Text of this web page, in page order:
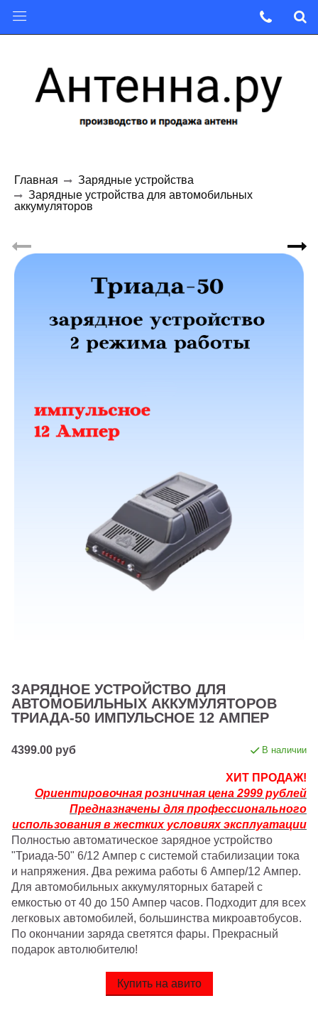
Главная
Зарядные устройства
Зарядные устройства для автомобильных
аккумуляторов
ЗАРЯДНОЕ УСТРОЙСТВО ДЛЯ
АВТОМОБИЛЬНЫХ АККУМУЛЯТОРОВ
ТРИАДА-50 ИМПУЛЬСНОЕ 12 АМПЕР
4399.00 руб В наличии
ХИТ ПРОДАЖ!
Ориентировочная розничная цена 2999 рублей
Предназначены для профессионального
использования в жестких условиях эксплуатации
Полностью автоматическое зарядное устройство
"Триада-50" 6/12 Ампер с системой стабилизации тока
и напряжения. Два режима работы 6 Ампер/12 Ампер.
Для автомобильных аккумуляторных батарей с
емкостью от 40 до 150 Ампер часов. Подходит для всех
легковых автомобилей, большинства микроавтобусов.
По окончании заряда светятся фары. Прекрасный
подарок автолюбителю!
Купить на авито